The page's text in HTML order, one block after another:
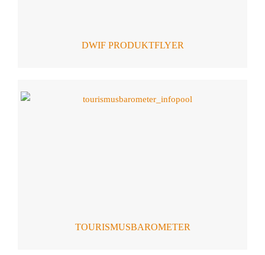
DWIF PRODUKTFLYER
TOURISMUSBAROMETER